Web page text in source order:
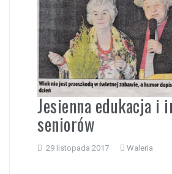
Jesienna edukacja i
seniorów
29 listopada 2017 Waleria